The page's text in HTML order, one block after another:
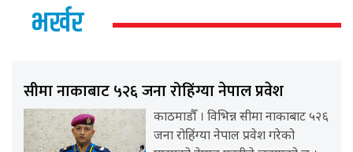
भर्खर
सीमा नाकाबाट ५२६ जना रोहिंग्या नेपाल प्रवेश
काठमाडौँ । विभिन्न सीमा नाकाबाट ५२६
जना रोहिंग्या नेपाल प्रवेश गरेको